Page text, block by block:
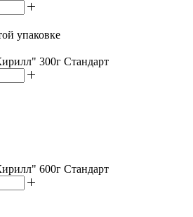
упаковке
300г Стандарт
600г Стандарт